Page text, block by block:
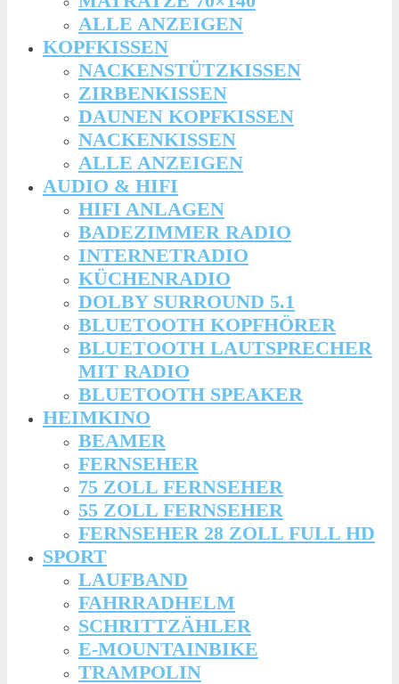
ALLE ANZEIGEN
KOPFKISSEN
NACKENSTÜTZKISSEN
ZIRBENKISSEN
DAUNEN KOPFKISSEN
NACKENKISSEN
ALLE ANZEIGEN
AUDIO & HIFI
HIFI ANLAGEN
BADEZIMMER RADIO
INTERNETRADIO
KÜCHENRADIO
DOLBY SURROUND 5.1
BLUETOOTH KOPFHÖRER
BLUETOOTH LAUTSPRECHER
MIT RADIO
BLUETOOTH SPEAKER
HEIMKINO
BEAMER
FERNSEHER
75 ZOLL FERNSEHER
55 ZOLL FERNSEHER
FERNSEHER 28 ZOLL FULL HD
SPORT
LAUFBAND
FAHRRADHELM
SCHRITTZÄHLER
E-MOUNTAINBIKE
TRAMPOLIN